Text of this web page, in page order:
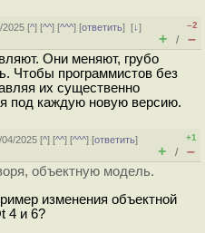
2025 [^] [^^] [^^^] [ответить][↓]
–2
+ / –
Они меняют, грубо
Чтобы программистов без
их существенно
под каждую новую версию.
2025 [^] [^^] [^^^] [ответить]
+1
+ / –
объектную модель.
изменения объектной
4 и 6?